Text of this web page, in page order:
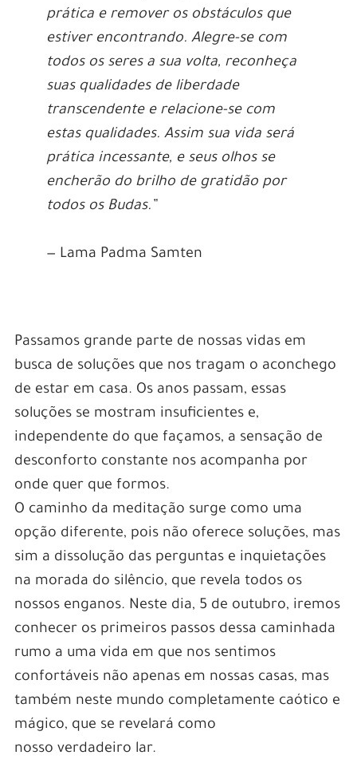
prática e remover os obstáculos que
estiver encontrando. Alegre-se com
todos os seres a sua volta, reconheça
suas qualidades de liberdade
transcendente e relacione-se com
estas qualidades. Assim sua vida será
prática incessante, e seus olhos se
encherão do brilho de gratidão por
todos os Budas.”
— Lama Padma Samten
Passamos grande parte de nossas vidas em
busca de soluções que nos tragam o aconchego
de estar em casa. Os anos passam, essas
soluções se mostram insuficientes e,
independente do que façamos, a sensação de
desconforto constante nos acompanha por
onde quer que formos.
O caminho da meditação surge como uma
opção diferente, pois não oferece soluções, mas
sim a dissolução das perguntas e inquietações
na morada do silêncio, que revela todos os
nossos enganos. Neste dia, 5 de outubro, iremos
conhecer os primeiros passos dessa caminhada
rumo a uma vida em que nos sentimos
confortáveis não apenas em nossas casas, mas
também neste mundo completamente caótico e
mágico, que se revelará como
nosso verdadeiro lar.